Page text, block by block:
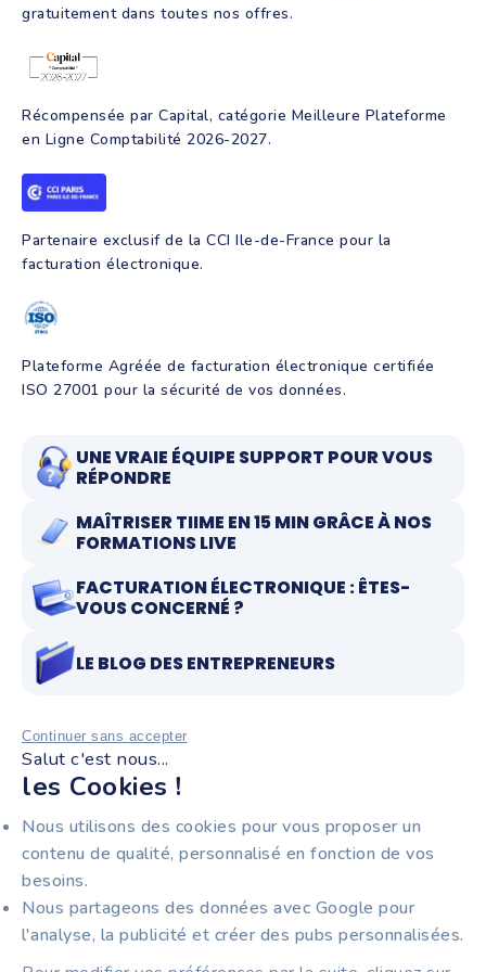
Continuer sans accepter
Salut c'est nous...
les Cookies !
Nous utilisons des cookies pour vous proposer un
contenu de qualité, personnalisé en fonction de vos
besoins.
Nous partageons des données avec Google pour
l'analyse, la publicité et créer des pubs personnalisées.
gratuitement dans toutes nos offres.
Récompensée par Capital, catégorie Meilleure Plateforme
en Ligne Comptabilité 2026-2027.
Partenaire exclusif de la CCI Ile-de-France pour la
facturation électronique.
Plateforme Agréée de facturation électronique certifiée
ISO 27001 pour la sécurité de vos données.
UNE VRAIE ÉQUIPE SUPPORT POUR VOUS
RÉPONDRE
MAÎTRISER TIIME EN 15 MIN GRÂCE À NOS
FORMATIONS LIVE
FACTURATION ÉLECTRONIQUE : ÊTES-
VOUS CONCERNÉ ?
LE BLOG DES ENTREPRENEURS
RESTEZ INFORMÉS !
facturation électronique, nouveautés produit et
astuces pour gagner du temps au quotidien.